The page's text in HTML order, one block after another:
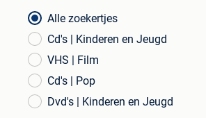
Alle zoekertjes
Cd's | Kinderen en Jeugd
VHS | Film
Cd's | Pop
Dvd's | Kinderen en Jeugd